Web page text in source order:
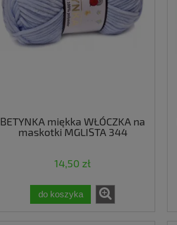
BETYNKA miękka WŁÓCZKA na
maskotki MGLISTA 344
14,50 zł
do koszyka